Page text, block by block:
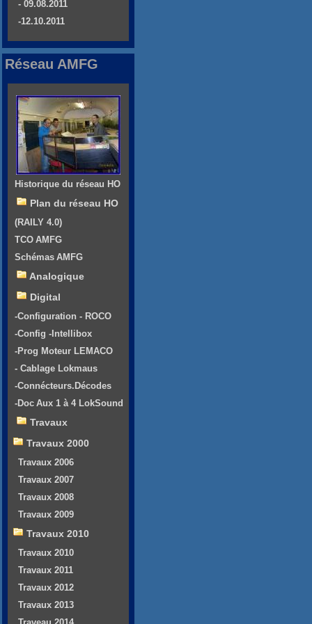
- 09.08.2011
-12.10.2011
Réseau AMFG
Historique du réseau HO
Plan du réseau HO
(RAILY 4.0)
TCO AMFG
Schémas AMFG
Analogique
Digital
-Configuration - ROCO
-Config -Intellibox
-Prog Moteur LEMACO
- Cablage Lokmaus
-Connécteurs.Décodes
-Doc Aux 1 à 4 LokSound
Travaux
Travaux 2000
Travaux 2006
Travaux 2007
Travaux 2008
Travaux 2009
Travaux 2010
Travaux 2010
Travaux 2011
Travaux 2012
Travaux 2013